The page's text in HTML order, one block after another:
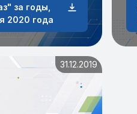
за годы,
2020 года
31.12.2019